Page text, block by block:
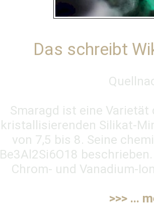
Das schreibt
Smaragd ist eine
kristallisierenden Silikat-
von 7,5 bis 8. Seine
Be3Al2Si6O18
Chrom- und Vanadium-
>>> ...